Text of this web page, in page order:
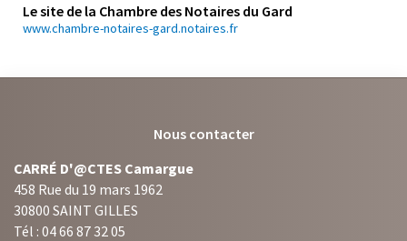
Le site de la Chambre des Notaires du Gard
www.chambre-notaires-gard.notaires.fr
Nous contacter
CARRÉ D'@CTES Camargue
458 Rue du 19 mars 1962
30800 SAINT GILLES
Tél : 04 66 87 32 05